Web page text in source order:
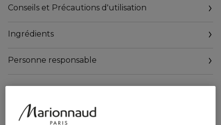
Ce traitement hautement concentré et ultra-léger donne
peau en a le plus besoin. Il aide à maximiser le processus de
éclatant et apaisé.
Observez le renouvellement visible :
Conseils et Précautions d'utilisation
Ingrédients
Personne responsable